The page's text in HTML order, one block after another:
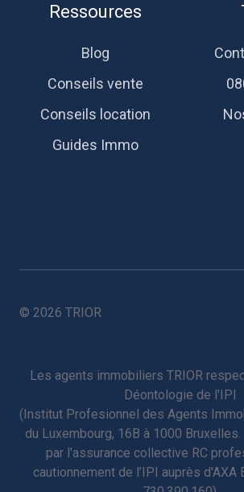
Ressources
Blog
Conseils vente
Conseils location
Guides Immo
© 2026 TRIOR
Les agents immobiliers TRIOR
Déontologie de l'IPI
(Institut Profesionnel des Agents
du Luxembourg, 16B à 1000
par l'assurance collective RC
cautionnement de l’IPI auprès d'AXA